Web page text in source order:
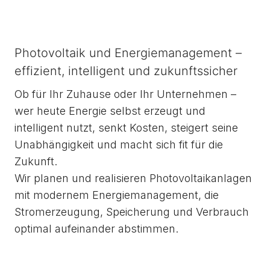
Photovoltaik und Energiemanagement –
effizient, intelligent und zukunftssicher
Ob für Ihr Zuhause oder Ihr Unternehmen –
wer heute Energie selbst erzeugt und
intelligent nutzt, senkt Kosten, steigert seine
Unabhängigkeit und macht sich fit für die
Zukunft.
Wir planen und realisieren Photovoltaikanlagen
mit modernem Energiemanagement, die
Stromerzeugung, Speicherung und Verbrauch
optimal aufeinander abstimmen.